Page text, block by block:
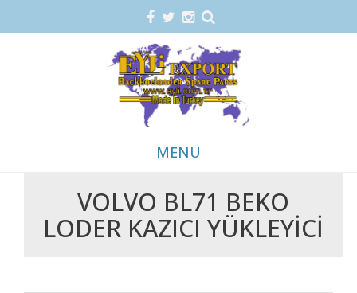
MENU
content
VOLVO BL71 BEKO
LODER KAZICI YÜKLEYİCİ